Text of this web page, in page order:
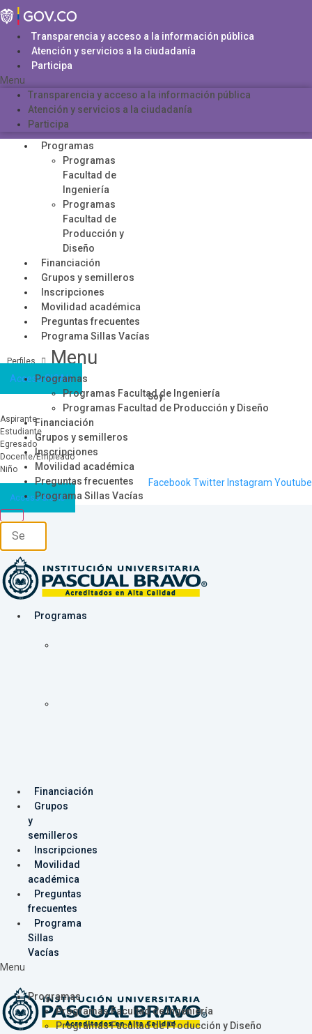
Saltar
al
contenidoTransparencia y acceso a la información pública
Atención y servicios a la ciudadanía
Participa
Menu
Transparencia y acceso a la información pública
Atención y servicios a la ciudadanía
Participa
Programas
Programas
Facultad de
Ingeniería
Programas
Facultad de
Producción y
Diseño
Financiación
Grupos y semilleros
Inscripciones
Movilidad académica
Preguntas frecuentes
Programa Sillas Vacías
Menu
Programas
Programas Facultad de Ingeniería
Programas Facultad de Producción y Diseño
Financiación
Grupos y semilleros
Inscripciones
Movilidad académica
Preguntas frecuentes
Programa Sillas Vacías
Acceso SICAU
Soy:
Aspirante
Estudiante
Egresado
Docente/Empleado
Niño
FacebookTwitter Instagram Youtube
Acceso SICAU
Programas
Financiación
Grupos
y
semilleros
Inscripciones
Movilidad
académica
Preguntas
frecuentes
Programa
Sillas
Vacías
Menu
Programas
Programas Facultad de Ingeniería
Programas Facultad de Producción y Diseño